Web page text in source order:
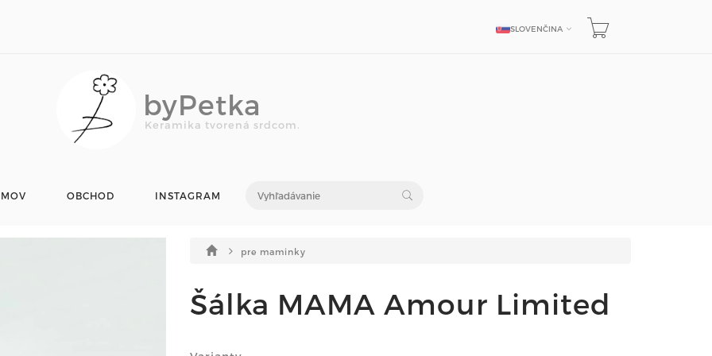
SLOVENČINA
JAZYK
byPetka
Keramika tvorená srdcom.
OBCHOD INSTAGRAM
pre maminky
Šálka MAMA Amour Limited